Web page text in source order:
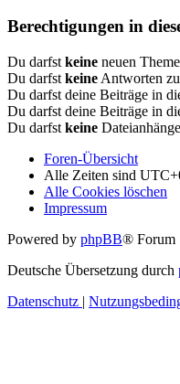
Berechtigungen in
Du darfst keine neuen
Du darfst keine Antworten
Du darfst deine Beiträge in
Du darfst deine Beiträge in
Du darfst keine
Foren-Übersicht
Alle Zeiten sind
Alle Cookies löschen
Impressum
Powered by phpBB® Forum
Deutsche Übersetzung durch
Datenschutz |